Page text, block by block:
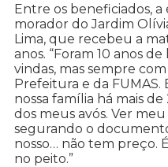
Entre os beneficiados,
morador do Jardim
Lima, que recebeu a
anos. “Foram 10 anos
vindas, mas sempre
Prefeitura e da FUMAS.
nossa família há mais
dos meus avós. Ver
segurando o
nosso… não tem preço.
no peito.”